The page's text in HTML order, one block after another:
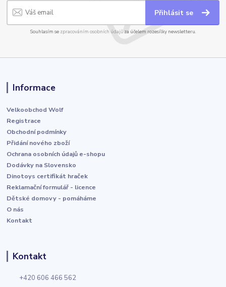
Přihlásit se
Souhlasím se zpracováním osobních údajůza účelem rozesílky newsletteru.
Informace
Velkoobchod Wolf
Registrace
Obchodní podmínky
Přidání nového zboží
Ochrana osobních údajů e-shopu
Dodávky na Slovensko
Dinotoys certifikát hraček
Reklamační formulář - licence
Dětské domovy - pomáháme
O nás
Kontakt
Kontakt
+420 606 466 562